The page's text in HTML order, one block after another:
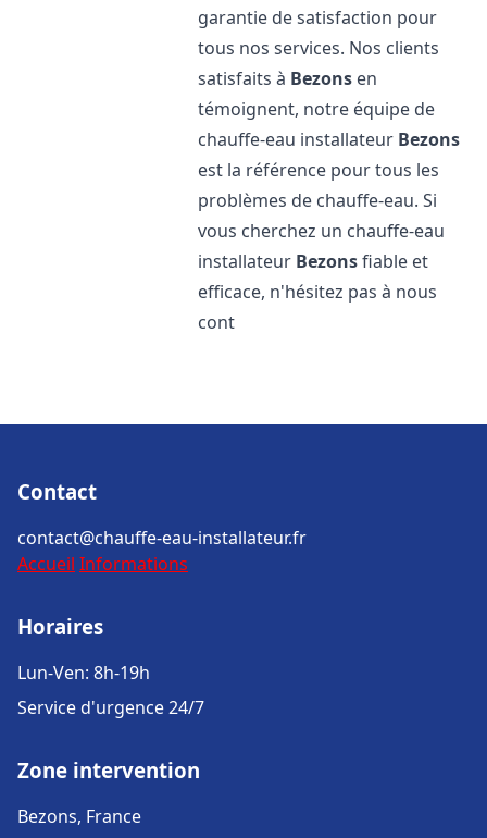
garantie de satisfaction pour
tous nos services. Nos clients
satisfaits à Bezons en
témoignent, notre équipe de
chauffe-eau installateur Bezons
est la référence pour tous les
problèmes de chauffe-eau. Si
vous cherchez un chauffe-eau
installateur Bezonsfiable et
efficace, n'hésitez pas à nous
cont
Contact
contact@chauffe-eau-installateur.fr
Accueil Informations
Horaires
Lun-Ven: 8h-19h
Service d'urgence 24/7
Zone intervention
Bezons, France